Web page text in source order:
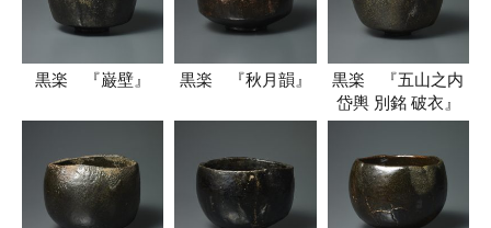
黒楽 『巌壁』 黒楽 『秋月韻』
黒楽 『五山之内
岱輿 別銘 破衣』